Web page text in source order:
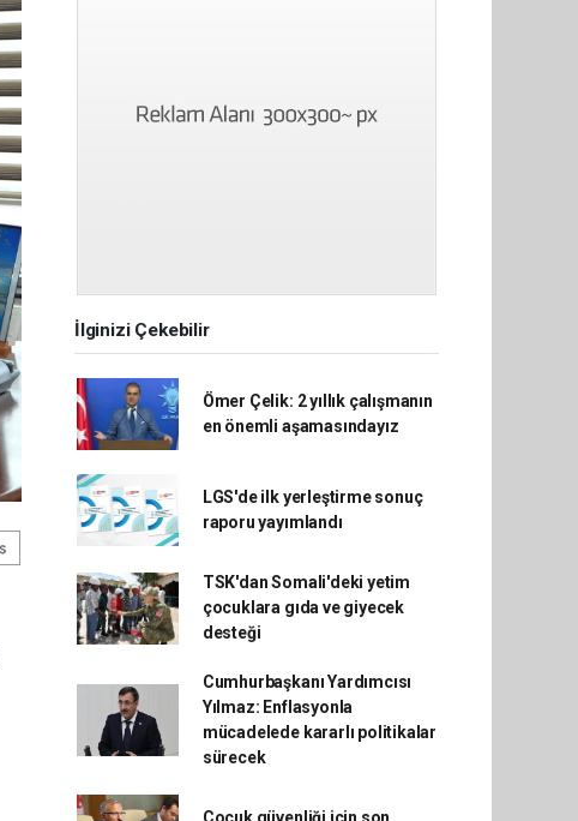
İlginizi Çekebilir
Ömer Çelik: 2 yıllık çalışmanın
en önemli aşamasındayız
LGS'de ilk yerleştirme sonuç
raporu yayımlandı
TSK'dan Somali'deki yetim
çocuklara gıda ve giyecek
desteği
Cumhurbaşkanı Yardımcısı
Yılmaz: Enflasyonla
mücadelede kararlı politikalar
sürecek